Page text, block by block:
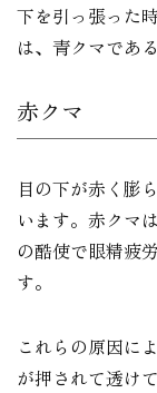
下を引っ張った
は、青クマであ
赤クマ
目の下が赤く膨
います。赤クマ
の酷使で眼精疲
す。
これらの原因に
が押されて透け